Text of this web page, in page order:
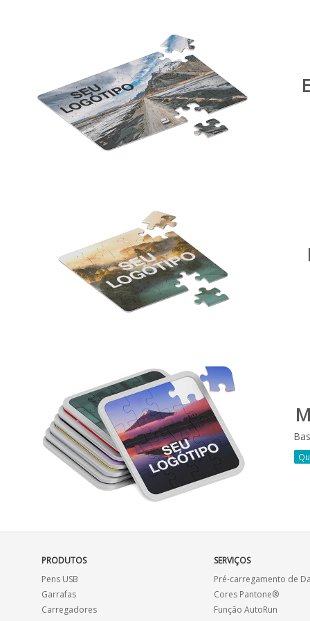
PRODUTOS
Pens USB
Garrafas
Carregadores
SERVIÇOS
Pré-carregamento de
Cores Pantone®
Função AutoRun